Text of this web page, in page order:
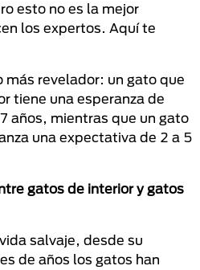
esto no es la mejor
los expertos. Aquí te
más revelador: un gato que
tiene una esperanza de
años, mientras que un gato
una expectativa de 2 a 5
gatos de interior y gatos
salvaje, desde su
de años los gatos han